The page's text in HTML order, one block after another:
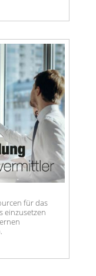
für das
einzusetzen